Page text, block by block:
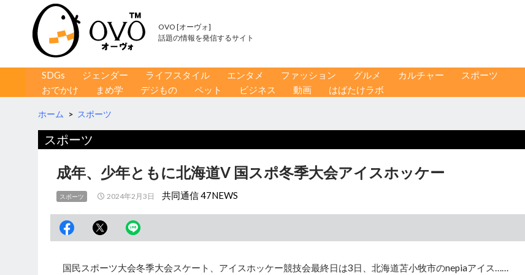
OVO [オーヴォ]
話題の情報を発信するサイト
コンテンツへ移動
SDGs ジェンダー ライフスタイル エンタメ ファッション グルメ カルチャー
スポーツ
おでかけ
まめ学 デジもの ペット ビジネス 動画 はばたけラボ
ホーム > スポーツ
スポーツ
成年、少年ともに北海道V 国スポ冬季大会アイスホッケー
スポーツ 2024年2月3日 共同通信 47NEWS
国民スポーツ大会冬季大会スケート、アイスホッケー競技会最終日は3日、北海道苫小牧市のnepiaアイス……